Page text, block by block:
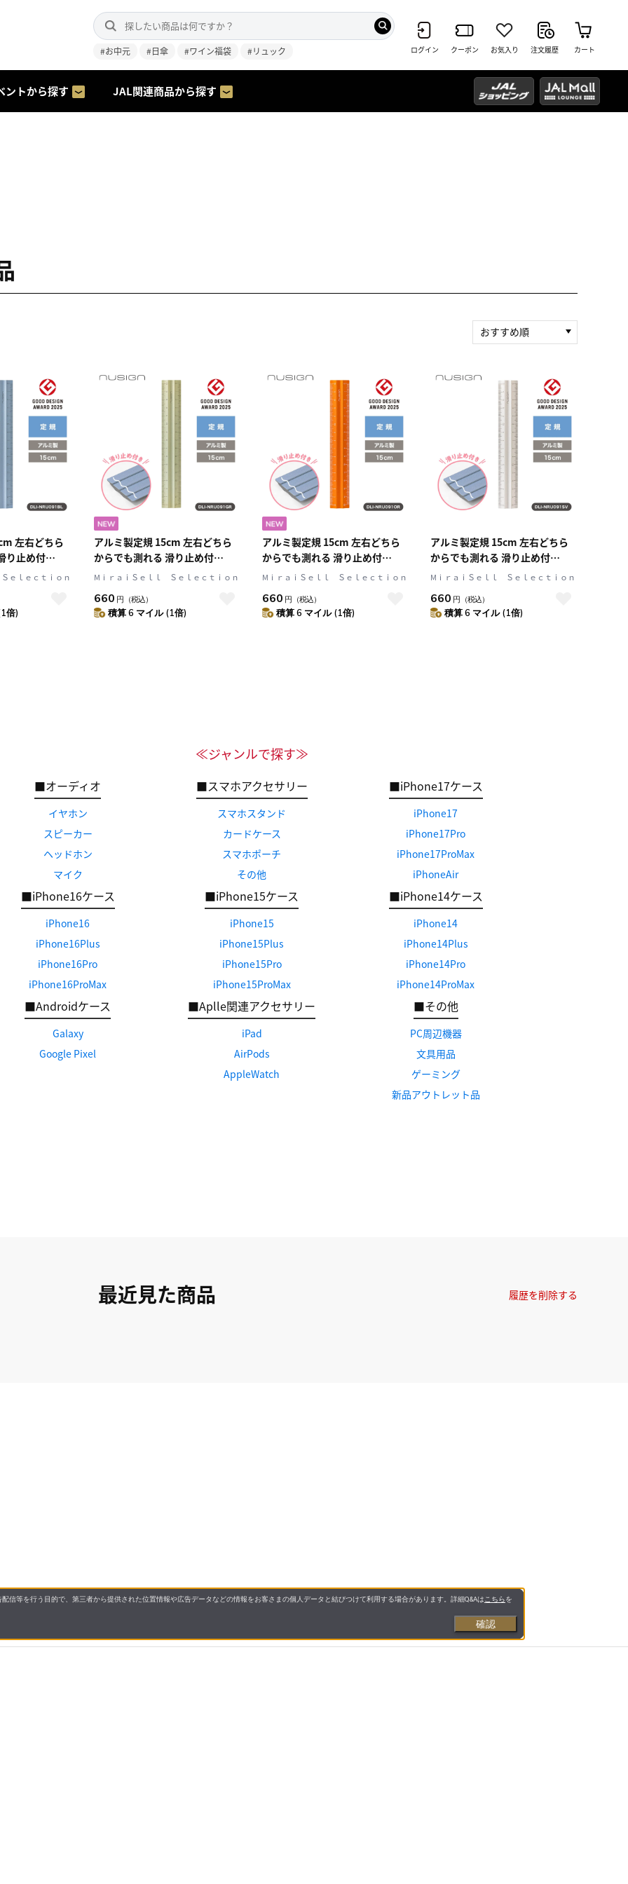
#お中元 #日傘 #ワイン福袋 #リュック ログイン クーポン お気入り 注文履歴 カート
ントから探す JAL関連商品から探す
おすすめ順
積算マイル率（高い
順）
人気順
レビュー件数（多い
順）
レビュー評価（高い
順）
価格（安い順）
価格（高い順）
左右どちら
り止め付
ステーショナ
ｅｌｅｃｔｉｏｎ
倍)
アルミ製定規 15cm 左右どちら
からでも測れる 滑り止め付
Green(グリーン) 文具 ステーシ
じょうぎ ものさし
MⅰｒａｉＳｅｌｌ Ｓｅｌｅｃｔｉｏｎ
660 円 （税込）
積算 6 マイル (1倍)
アルミ製定規 15cm 左右どちら
からでも測れる 滑り止め付
Orange(オレンジ) 文具 ステーシ
じょうぎ ものさし
MⅰｒａｉＳｅｌｌ Ｓｅｌｅｃｔｉｏｎ
660 円 （税込）
積算 6 マイル (1倍)
アルミ製定規 15cm 左右どちら
からでも測れる 滑り止め付
Silver(シルバー) 文具 ステーショ
ン] じょうぎ ものさし
MⅰｒａｉＳｅｌｌ Ｓｅｌｅｃｔｉｏｎ
660 円 （税込）
積算 6 マイル (1倍)
≪ジャンルで探す≫
■オーディオ
イヤホン
スピーカー
ヘッドホン
マイク
■スマホアクセサリー
スマホスタンド
カードケース
スマホポーチ
その他
■iPhone17ケース
iPhone17
iPhone17Pro
iPhone17ProMax
iPhoneAir
■iPhone16ケース
iPhone16
iPhone16Plus
iPhone16Pro
iPhone16ProMax
■iPhone15ケース
iPhone15
iPhone15Plus
iPhone15Pro
iPhone15ProMax
■iPhone14ケース
iPhone14
iPhone14Plus
iPhone14Pro
iPhone14ProMax
■Androidケース
Galaxy
Google Pixel
■Aplle関連アクセサリー
iPad
AirPods
AppleWatch
■その他
PC周辺機器
文具用品
ゲーミング
新品アウトレット品
最近見た商品 履歴を削除する
信等を行う目的で、第三者から提供された位置情報や広告データなどの情報をお客さまの個人データと結びつけて利用する場合があります。詳細Q&Aは こちらを
確認